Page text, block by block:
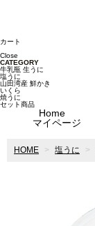
カート
Close
CATEGORY
牛乳瓶 生うに
塩うに
山田湾産 鮮かき
いくら
焼うに
セット商品
Home
マイページ
HOME 塩うに